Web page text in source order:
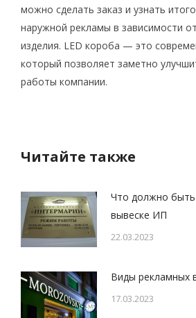
можно сделать заказ и узнать
наружной рекламы в зависимости
изделия. LED короба — это
который позволяет заметно
работы компании.
Читайте также
Что должно быть
вывеске ИП
22.03.2023
Виды рекламных
17.03.2023